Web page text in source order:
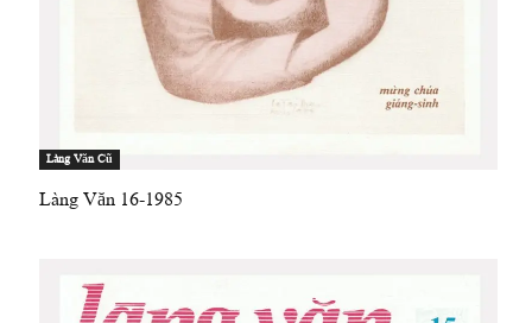
Làng Văn Cũ
Làng Văn 16-1985